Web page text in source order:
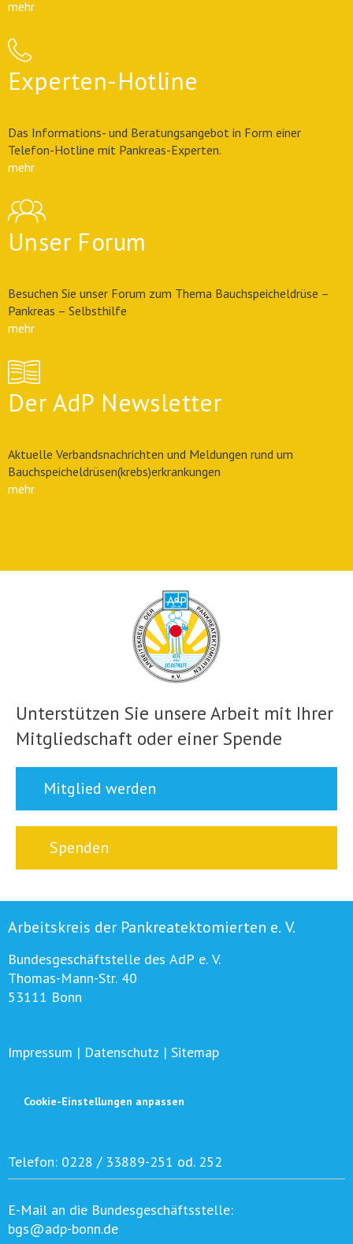
mehr
Experten-Hotline
Das Informations- und Beratungsangebot in Form einer
Telefon-Hotline mit Pankreas-Experten.
mehr
Unser Forum
Besuchen Sie unser Forum zum Thema Bauchspeicheldrüse –
Pankreas – Selbsthilfe
mehr
Der AdP Newsletter
Aktuelle Verbandsnachrichten und Meldungen rund um
Bauchspeicheldrüsen(krebs)erkrankungen
mehr
Unterstützen Sie unsere Arbeit mit Ihrer
Mitgliedschaft oder einer Spende
Mitglied werden
Spenden
Arbeitskreis der Pankreatektomierten e. V.
Bundesgeschäftstelle des AdP e. V.
Thomas-Mann-Str. 40
53111 Bonn
Impressum | Datenschutz | Sitemap
Cookie-Einstellungen anpassen
Telefon: 0228 / 33889-251 od. 252
E-Mail an die Bundesgeschäftsstelle:
bgs@adp-bonn.de